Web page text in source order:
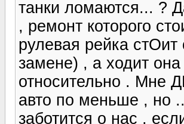
танки ломаются... ?
, ремонт которого
рулевая рейка
замене) , а ходит
относительно . Мне
авто по меньше , но
заботится о нас ,